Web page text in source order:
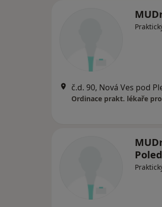
č.d. 90, Nová Ves pod
Ordinace prakt. lékaře